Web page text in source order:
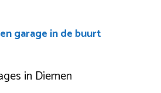
garage in de buurt
in Diemen